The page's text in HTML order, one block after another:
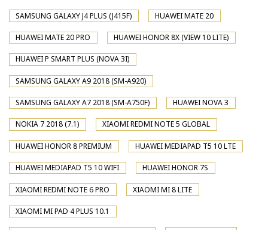
SAMSUNG GALAXY J4 PLUS (J415F) HUAWEI MATE 20
HUAWEI MATE 20 PRO HUAWEI HONOR 8X (VIEW 10 LITE)
HUAWEI P SMART PLUS (NOVA 3I)
SAMSUNG GALAXY A9 2018 (SM-A920)
SAMSUNG GALAXY A7 2018 (SM-A750F) HUAWEI NOVA 3
NOKIA 7 2018 (7.1) XIAOMI REDMI NOTE 5 GLOBAL
HUAWEI HONOR 8 PREMIUM HUAWEI MEDIAPAD T5 10 LTE
HUAWEI MEDIAPAD T5 10 WIFI HUAWEI HONOR 7S
XIAOMI REDMI NOTE 6 PRO XIAOMI MI 8 LITE
XIAOMI MI PAD 4 PLUS 10.1